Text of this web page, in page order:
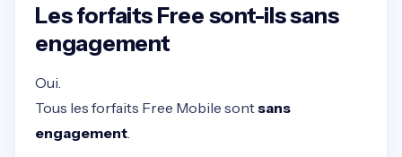
Les forfaits Free sont-ils sans
engagement
Oui.
Tous les forfaits Free Mobile sontsans
engagement